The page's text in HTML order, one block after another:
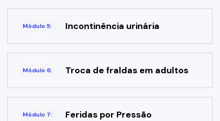
Módulo 5: Incontinência urinária
Módulo 6: Troca de fraldas em adultos
Módulo 7: Feridas por Pressão